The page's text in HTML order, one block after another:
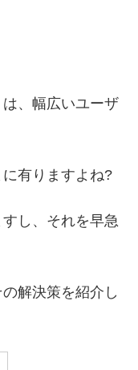
、幅広いユーザ
有りますよね?
し、それを早急
解決策を紹介し